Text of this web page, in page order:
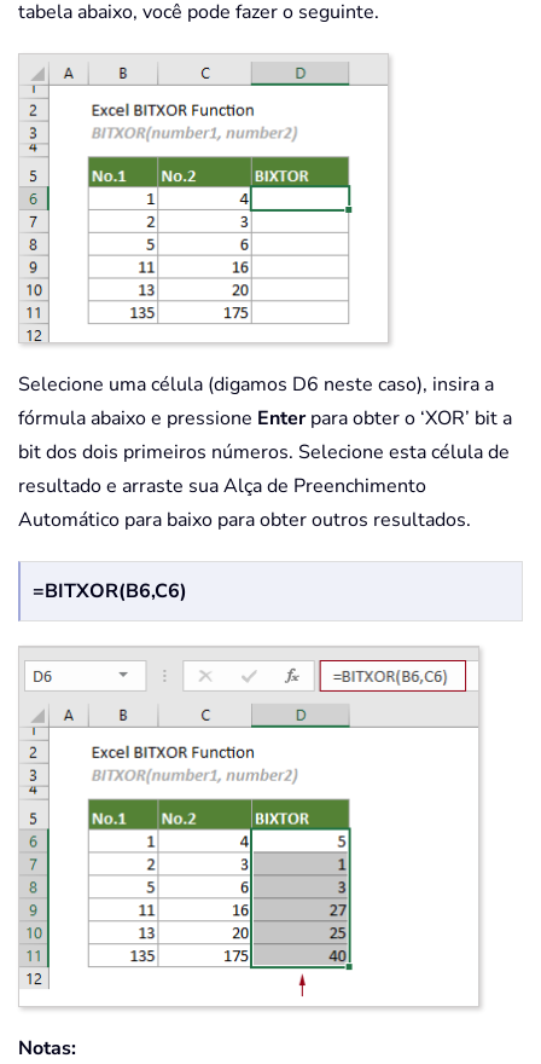
tabela abaixo, você pode fazer o seguinte.
Selecione uma célula (digamos D6 neste caso), insira a
fórmula abaixo e pressione Enterpara obter o ‘XOR’ bit a
bit dos dois primeiros números. Selecione esta célula de
resultado e arraste sua Alça de Preenchimento
Automático para baixo para obter outros resultados.
=BITXOR(B6,C6)
Notas: